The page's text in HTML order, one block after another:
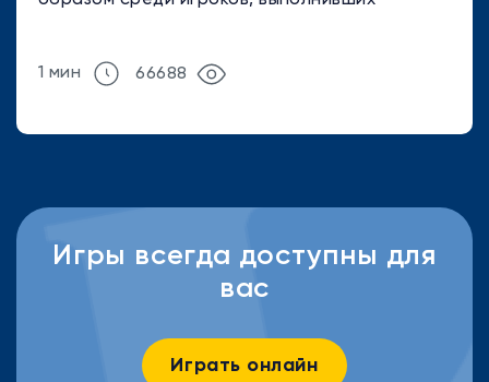
1 мин
66688
Игры всегда доступны для
вас
Играть онлайн